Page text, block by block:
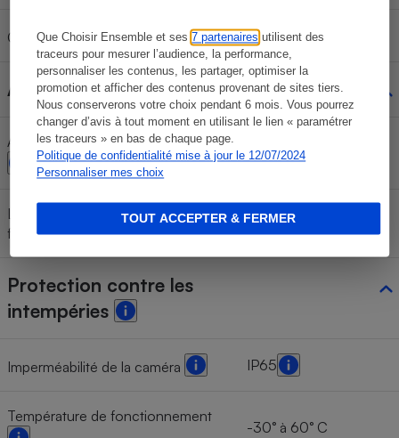
Que Choisir Ensemble et ses7 partenaires utilisent des
traceurs pour mesurer l’audience, la performance,
personnaliser les contenus, les partager, optimiser la
promotion et afficher des contenus provenant de sites tiers.
Nous conserverons votre choix pendant 6 mois. Vous pourrez
changer d’avis à tout moment en utilisant le lien « paramétrer
les traceurs » en bas de chaque page.
Politique de confidentialité mise à jour le 12/07/2024
Personnaliser mes choix
TOUT ACCEPTER & FERMER
Câble Ethernet Oui
Alimentation électrique
Alimentation secteur et/ou batterie
Adaptateur secteur
Longueur du câble d'alimentation
fourni
1,45 m
Protection contre les
intempéries
Imperméabilité de la caméra IP65
Température de fonctionnement
-30° à 60° C